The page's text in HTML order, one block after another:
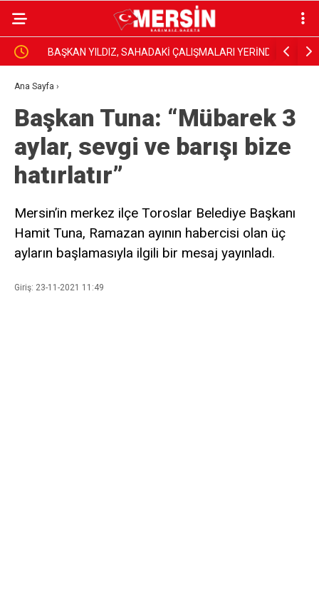
BAŞKAN YILDIZ, SAHADAKİ ÇALIŞMALARI YERİNDE
İNCELEDİ
Dim,
Ana Sayfa ›
Başkan Tuna: “Mübarek 3
aylar, sevgi ve barışı bize
hatırlatır”
Mersin’in merkez ilçe Toroslar Belediye Başkanı
Hamit Tuna, Ramazan ayının habercisi olan üç
ayların başlamasıyla ilgili bir mesaj yayınladı.
Giriş: 23-11-2021 11:49